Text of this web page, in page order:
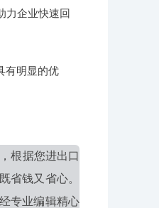
力企业快速回
有明显的优
根据您进出口
省钱又省心。
专业编辑精心